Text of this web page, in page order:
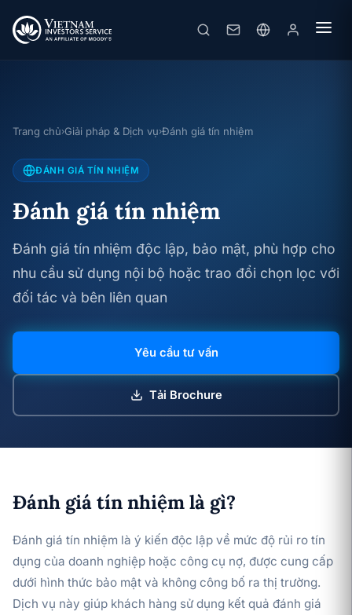
Trang chủ›Giải pháp & Dịch vụ›Đánh giá tín nhiệm
ĐÁNH GIÁ TÍN NHIỆM
Đánh giá tín nhiệm
Đánh giá tín nhiệm độc lập, bảo mật, phù hợp cho
nhu cầu sử dụng nội bộ hoặc trao đổi chọn lọc với
đối tác và bên liên quan
Yêu cầu tư vấn
Tải Brochure
Đánh giá tín nhiệm là gì?
Đánh giá tín nhiệm là ý kiến độc lập về mức độ rủi ro tín
dụng của doanh nghiệp hoặc công cụ nợ, được cung cấp
dưới hình thức bảo mật và không công bố ra thị trường.
Dịch vụ này giúp khách hàng sử dụng kết quả đánh giá